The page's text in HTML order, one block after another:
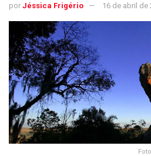
por Jéssica Frigério 16 de abril de